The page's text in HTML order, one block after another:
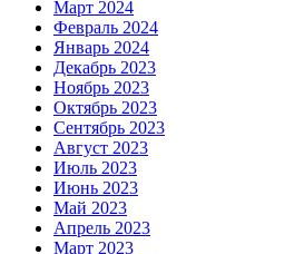
Март 2024
Февраль 2024
Январь 2024
Декабрь 2023
Ноябрь 2023
Октябрь 2023
Сентябрь 2023
Август 2023
Июль 2023
Июнь 2023
Май 2023
Апрель 2023
Март 2023